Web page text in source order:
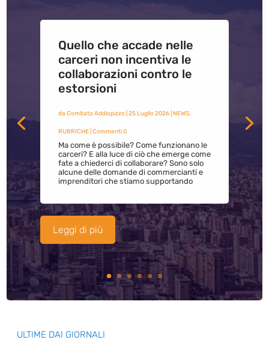
Quello che accade nelle
carceri non incentiva le
collaborazioni contro le
estorsioni
da Comitato Addiopizzo| 25 Luglio 2026| NEWS,
RUBRICHE| Commenti 0
Ma come è possibile? Come funzionano le
carceri? E alla luce di ciò che emerge come
fate a chiederci di collaborare? Sono solo
alcune delle domande di commercianti e
imprenditori che stiamo supportando
Leggi di più
ULTIME DAI GIORNALI